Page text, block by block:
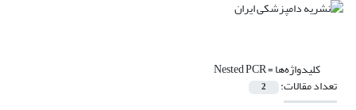
کلیدواژه‌ها =Nested PCR
تعداد مقالات: 2